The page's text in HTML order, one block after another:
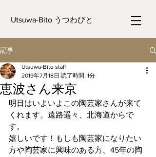
Utsuwa-Bito うつわびと
記事
恵波さん来京
Utsuwa-Bito staff
2019年7月18日 読了時間: 1分
明日はいよいよこの陶芸家さんが来て
くれます。遠路遥々、北海道からで
す。
嬉しいです！もしも陶芸家になりたい
方や陶芸家に興味のある方、45年の陶